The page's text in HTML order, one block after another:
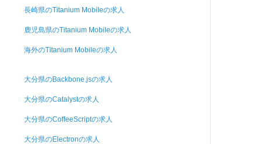
長崎県のTitanium Mobileの求人
鹿児島県のTitanium Mobileの求人
海外のTitanium Mobileの求人
大分県のBackbone.jsの求人
大分県のCatalystの求人
大分県のCoffeeScriptの求人
大分県のElectronの求人